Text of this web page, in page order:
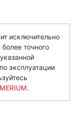
исключительно
точного
эксплуатации
.